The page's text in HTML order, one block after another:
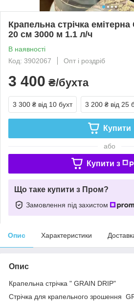
Крапельна стрічка
20 см 3000 м 1.1 л/ч
В наявності
Код: 3902067
Опт і роздріб
3 400 ₴/бухта
3 300 ₴ від 10 бухт 3 200 ₴ від 25
Купити
або
Купити з
Що таке купити з Пром?
Замовлення під захистом
Опис Характеристики
Опис
Крапельна стрічка " GRAIN DRIP"
Стрічка для крапельного зрошення